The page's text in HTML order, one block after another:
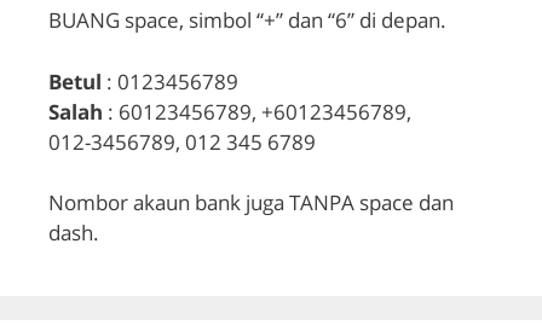
BUANG space, simbol “+” dan “6” di depan.
Betul : 0123456789
Salah : 60123456789, +60123456789,
012-3456789, 012 345 6789
Nombor akaun bank juga TANPA space dan
dash.